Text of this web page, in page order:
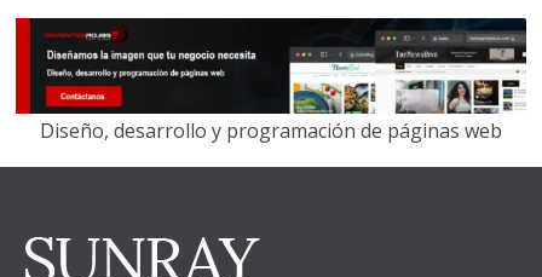
Diseño, desarrollo y programación de páginas web